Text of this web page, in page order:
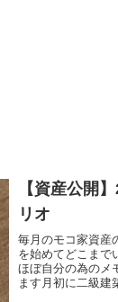
【資産公開
リオ
毎月のモコ家資産
を始めてどこまで
ほぼ自分の為のメ
ます月初に二級建